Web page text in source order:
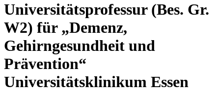
Universitätsprofessur (Bes. Gr.
W2) für „Demenz,
Gehirngesundheit und
Prävention“
Universitätsklinikum Essen